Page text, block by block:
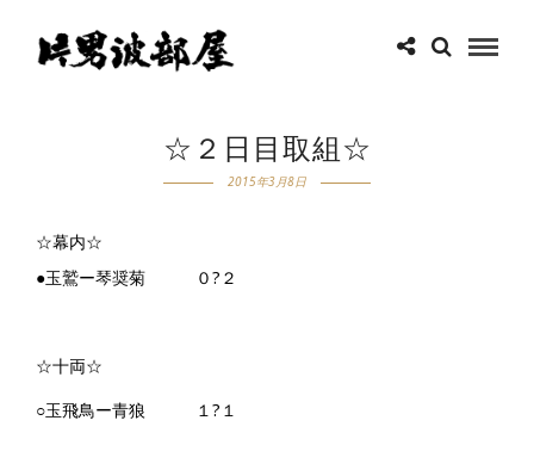
☆２日目取組☆
2015年3月8日
☆幕内☆
●玉鷲ー琴奨菊 ０?２
☆十両☆
○玉飛鳥ー青狼 １?１